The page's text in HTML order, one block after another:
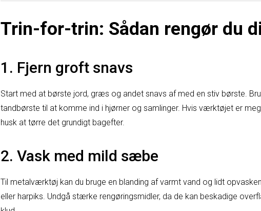
Trin-for-trin: Sådan rengør du
1. Fjern groft snavs
Start med at børste jord, græs og andet snavs af med en stiv børste.
tandbørste til at komme ind i hjørner og samlinger. Hvis værktøjet er
husk at tørre det grundigt bagefter.
2. Vask med mild sæbe
Til metalværktøj kan du bruge en blanding af varmt vand og lidt
eller harpiks. Undgå stærke rengøringsmidler, da de kan beskadige